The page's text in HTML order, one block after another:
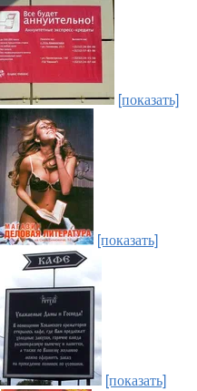
[показать]
[показать]
[показать]